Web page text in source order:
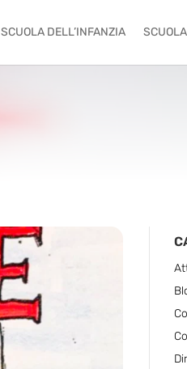
SCUOLA DELL’INFANZIA